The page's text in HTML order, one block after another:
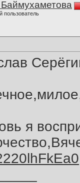
пользователь
я